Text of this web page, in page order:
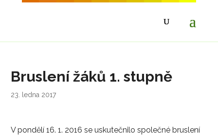
Bruslení žáků 1. stupně
23. ledna 2017
V pondělí 16. 1. 2016 se uskutečnilo společné bruslení